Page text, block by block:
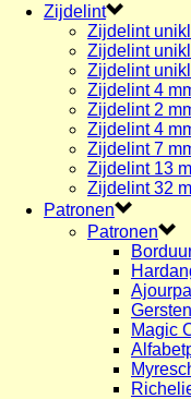
Zijdelint
Zijdelint
Zijdelint
Zijdelint
Zijdelint 4
Zijdelint 2
Zijdelint 4
Zijdelint 7
Zijdelint 13
Zijdelint 32
Patronen
Patronen
Magic